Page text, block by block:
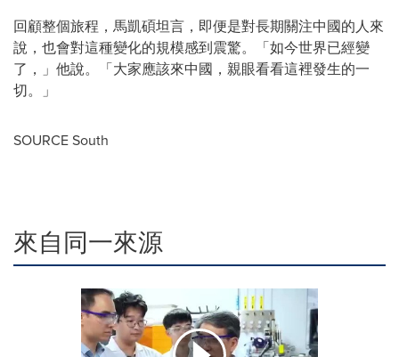
回顧整個旅程，馬凱碩坦言，即便是對長期關注中國的人來
說，也會對這種變化的規模感到震驚。「如今世界已經變
了，」他說。「大家應該來中國，親眼看看這裡發生的一
切。」
SOURCE South
來自同一來源